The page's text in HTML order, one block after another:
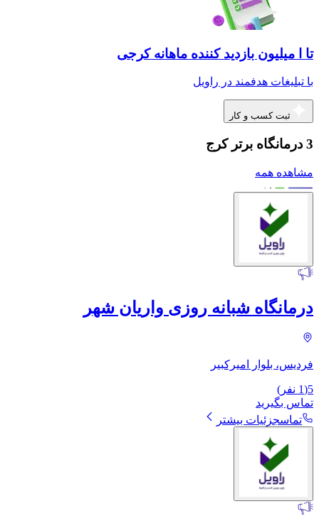
تا ا میلیون بازدید کننده ماهانه کرجی
با تبلیغات هدفمند در راویل
ثبت کسب و کار
3 درمانگاه برتر کرج
مشاهده همه
درمانگاه شبانه روزی واریان شهر
فردیس، بلوار امیرکبیر
5
(
1 نفر)
تماس بگیرید
تماسجزئیات بیشتر